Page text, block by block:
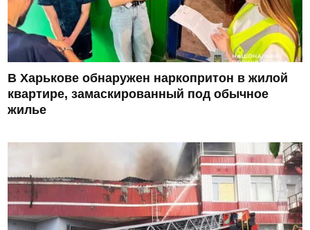
В Харькове обнаружен наркопритон в жилой
квартире, замаскированный под обычное
жилье